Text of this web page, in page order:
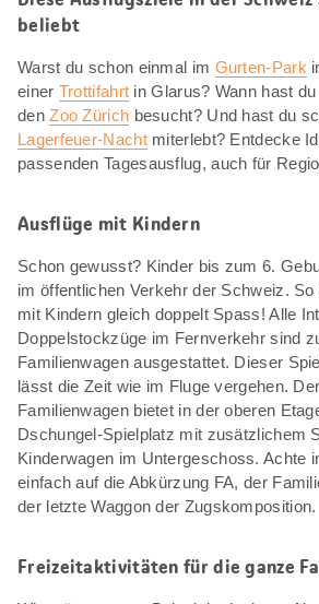
beliebt
Warst du schon einmal im Gurten-Park
einer Trottifahrt in Glarus? Wann hast
denZoo Zürich besucht? Und hast du
Lagerfeuer-Nachtmiterlebt? Entdecke
passenden Tagesausflug, auch für
Ausflüge mit Kindern
Schon gewusst? Kinder bis zum 6.
im öffentlichen Verkehr der Schweiz.
mit Kindern gleich doppelt Spass! Alle
Doppelstockzüge im Fernverkehr sind
Familienwagen ausgestattet. Dieser
lässt die Zeit wie im Fluge vergehen.
Familienwagen bietet in der oberen
Dschungel-Spielplatz mit zusätzlichem
Kinderwagen im Untergeschoss. Achte
einfach auf die Abkürzung FA, der
der letzte Waggon der Zugskomposition.
Freizeitaktivitäten für die ganze